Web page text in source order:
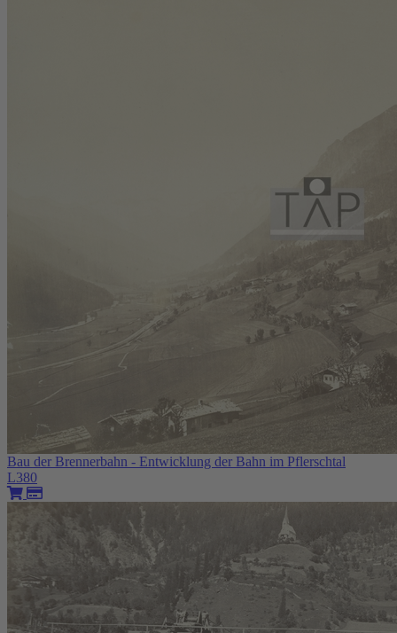
Bau der Brennerbahn - Entwicklung der Bahn im Pflerschtal
L380